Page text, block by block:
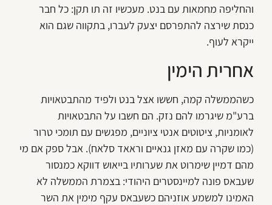
והחליפה מחמאות עם בנט. מעכשיו זה תו תקן: כל חבר
כנסת שירצה להתפרסם יצעק לעברו, בתקווה שגם הוא
ייקרא לעוף.
אחרית הימין
כשהממשלה קמה, חששו אצל בנט ולפיד מהתבטאויות
ברע"מ שיגרמו להם נזק. הם חשבו על התבטאויות
לאומניות, ציטוטים אנטי ציוניים, מפגשים עם תומכי טרור
(כמו שקרה עם מאזן גנאיים וראאד סלאח). אבל ספק אם מי
מהם דמיין שימרוט את שערותיו בייאוש דווקא כמנסור
שעבאס פונה למיינסטרים היהודי: בצמרת הממשלה לא
האמינו למשמע אוזניהם כשעבאס עקף מימין את השר